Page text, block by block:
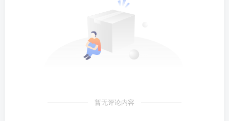
暂无评论内容